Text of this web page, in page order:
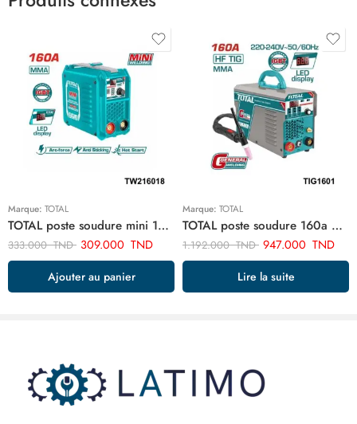
Marque: TOTAL
TOTAL poste soudure mini 160a TW216018
333.000TND 309.000 TND
Ajouter au panier
Marque: TOTAL
TOTAL poste soudure 160a 4.0 tig mma onduleur TIG1601
1.192.000TND 947.000 TND
Lire la suite